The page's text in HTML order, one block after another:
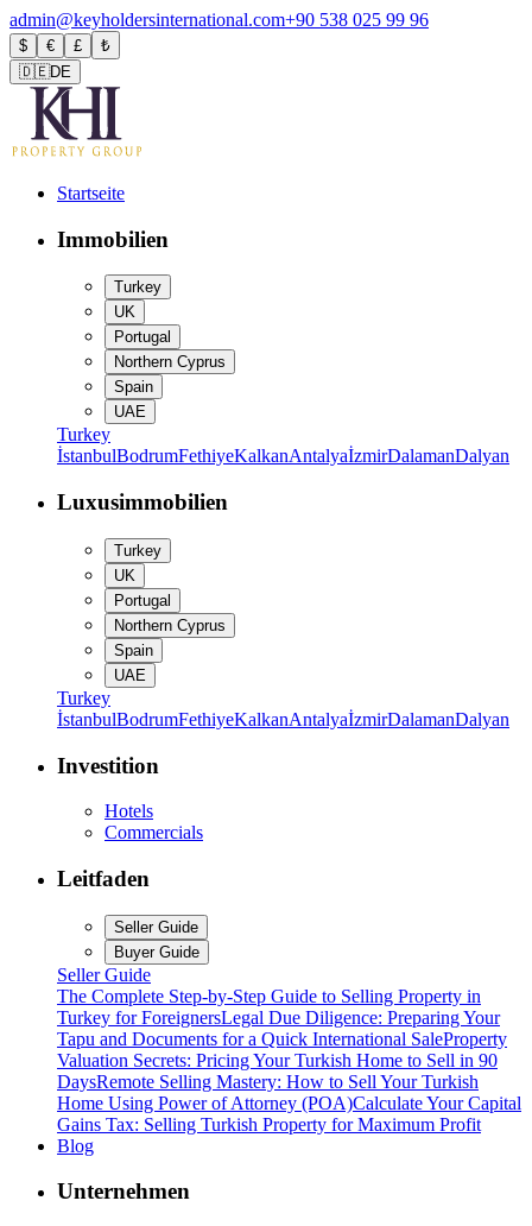
admin@keyholdersinternational.com+90 538 025 99 96
$ € £
₺
🇩🇪DE
Startseite
Immobilien
Turkey
UK
Portugal
Northern Cyprus
Spain
UAE
Turkey
İstanbulBodrumFethiyeKalkanAntalyaİzmirDalamanDalyan
Luxusimmobilien
Turkey
UK
Portugal
Northern Cyprus
Spain
UAE
Turkey
İstanbulBodrumFethiyeKalkanAntalyaİzmirDalamanDalyan
Investition
Hotels
Commercials
Leitfaden
Seller Guide
Buyer Guide
Seller Guide
The Complete Step-by-Step Guide to Selling Property in
Turkey for ForeignersLegal Due Diligence: Preparing Your
Tapu and Documents for a Quick International SaleProperty
Valuation Secrets: Pricing Your Turkish Home to Sell in 90
DaysRemote Selling Mastery: How to Sell Your Turkish
Home Using Power of Attorney (POA)Calculate Your Capital
Gains Tax: Selling Turkish Property for Maximum Profit
Blog
Unternehmen